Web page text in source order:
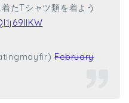
たTシャツ類を着よう
February